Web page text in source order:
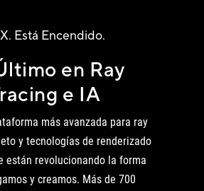
Está Encendido.
en Ray
e IA
más avanzada para ray
y tecnologías de renderizado
están revolucionando la forma
y creamos. Más de 700